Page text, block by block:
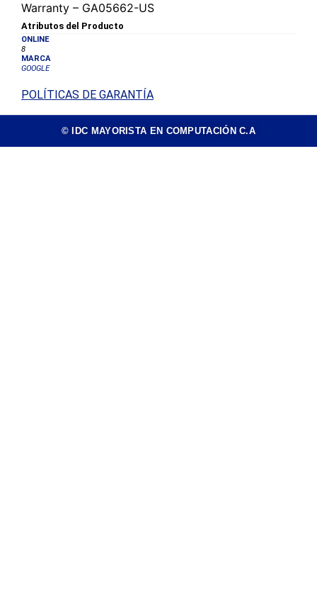
Warranty – GA05662-US
Atributos del Producto
ONLINE
8
MARCA
GOOGLE
POLÍTICAS DE GARANTÍA
© IDC MAYORISTA EN COMPUTACIÓN C.A